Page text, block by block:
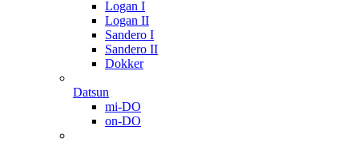
Logan I
Logan II
Sandero I
Sandero II
Dokker
Datsun
mi-DO
on-DO